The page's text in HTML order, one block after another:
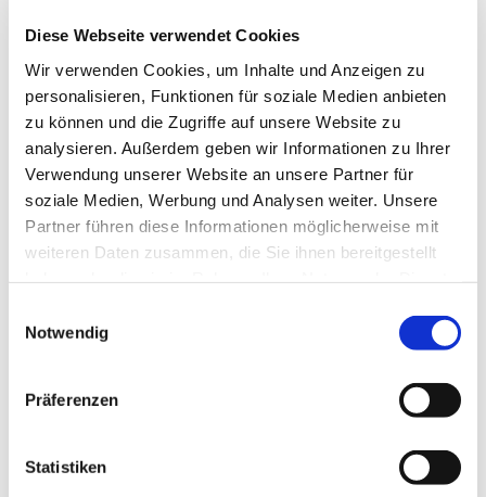
Diese Webseite verwendet Cookies
Wir verwenden Cookies, um Inhalte und Anzeigen zu
personalisieren, Funktionen für soziale Medien anbieten
zu können und die Zugriffe auf unsere Website zu
analysieren. Außerdem geben wir Informationen zu Ihrer
Verwendung unserer Website an unsere Partner für
soziale Medien, Werbung und Analysen weiter. Unsere
Partner führen diese Informationen möglicherweise mit
weiteren Daten zusammen, die Sie ihnen bereitgestellt
Notwendig
Präferenzen
Statistiken
Dies könnte Sie auch